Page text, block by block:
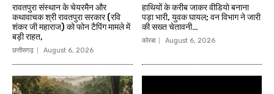
रावतपुरा संस्थान के चेयरमैन और
कथावाचक श्री रावतपुरा सरकार (रवि
शंकर जी महाराज) को फोन टैपिंग मामले में
बड़ी राहत,
छत्तीसगढ़ August 6, 2026
हाथियों के करीब जाकर वीडियो बनाना
पड़ा भारी, युवक घायल; वन विभाग ने जारी
की सख्त चेतावनी…
कोरबा August 6, 2026